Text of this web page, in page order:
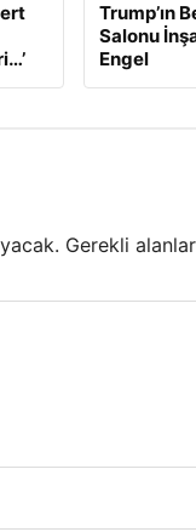
Trump’ın
Salonu
Engel
Gerekli alanlar